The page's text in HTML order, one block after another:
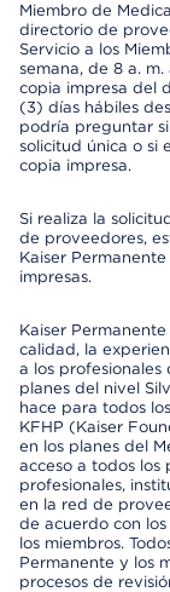
Miembro de
directorio de
Servicio a los
semana, de 8 a.
copia impresa del
(3) días hábiles
podría preguntar
solicitud única o si
copia impresa.
Si realiza la
de proveedores,
Kaiser
impresas.
Kaiser
calidad, la
a los profesionales
planes del nivel
hace para todos
KFHP (Kaiser
en los planes del
acceso a todos los
profesionales,
en la red de
de acuerdo con
los miembros.
Permanente y los
procesos de